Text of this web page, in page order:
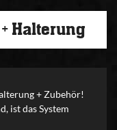
Halterung
+ Zubehör!
ist das System